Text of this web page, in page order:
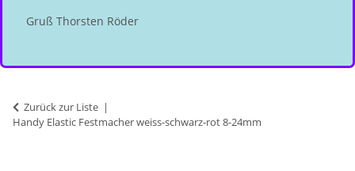
Gruß Thorsten Röder
Zurück zur Liste
Handy Elastic Festmacher weiss-schwarz-rot 8-24mm